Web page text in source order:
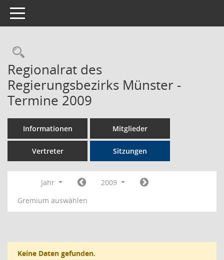
Toggle navigation
Rechercheauswahl
Regionalrat des
Regierungsbezirks Münster -
Termine 2009
Informationen Mitglieder
Vertreter Sitzungen
Jahr
2009
Gremium auswählen
Keine Daten gefunden.